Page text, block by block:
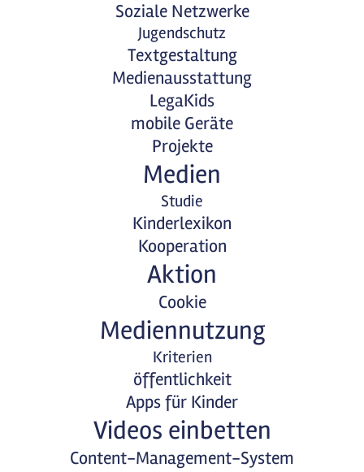
Soziale Netzwerke
Jugendschutz
Textgestaltung
Medienausstattung
LegaKids
mobile Geräte
Projekte
Medien
Studie
Kinderlexikon
Kooperation
Aktion
Cookie
Mediennutzung
Kriterien
öffentlichkeit
Apps für Kinder
Videos einbetten
Content-Management-System